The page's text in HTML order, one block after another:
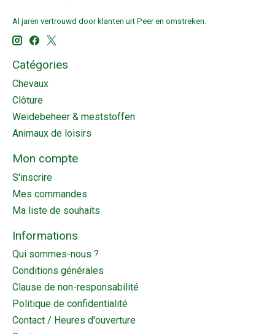
Al jaren vertrouwd door klanten uit Peer en omstreken.
Catégories
Chevaux
Clôture
Weidebeheer & meststoffen
Animaux de loisirs
Mon compte
S'inscrire
Mes commandes
Ma liste de souhaits
Informations
Qui sommes-nous ?
Conditions générales
Clause de non-responsabilité
Politique de confidentialité
Contact / Heures d'ouverture